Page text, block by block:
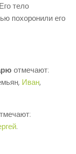
тело
похоронили его
отмечают:
Иван,
.